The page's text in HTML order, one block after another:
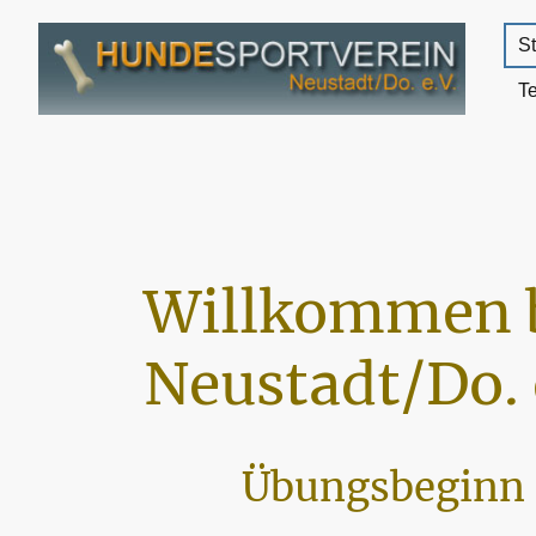
Willkommen
Neustadt/Do.
Übungsbeginn